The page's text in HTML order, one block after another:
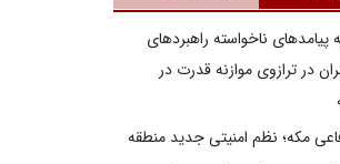
پیامدهای ناخواسته راهبردهای
در ترازوی موازنه قدرت در
مکه؛ نظم امنیتی جدید منطقه